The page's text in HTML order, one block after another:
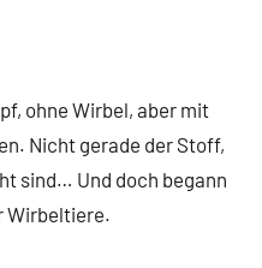
ohne Wirbel, aber mit
Nicht gerade der Stoff,
sind… Und doch begann
Wirbeltiere.